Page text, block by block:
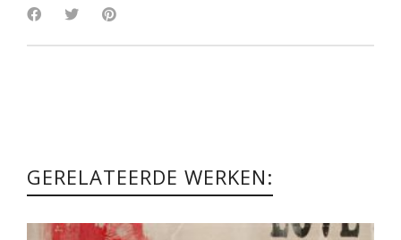
GERELATEERDE WERKEN: